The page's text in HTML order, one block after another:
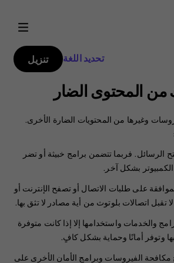
تحديد اللغة تنزيل
المحتوى الضار
وغيرها من المحتويات الضارة الأخرى.
الرسائل. ‏‫فربما تتضمن برامج خبيثة أو تضر
بشكل آخر.‬
على طلبات الاتصال أو تصفح الإنترنت أو
تقبل اتصالات بلوتوث من أية مصادر لا تثق بها.
والخدمات واستخدامها إلا إذا كانت متوفرة
وتوفر أمانًا وحماية بشكل كافٍ.‬
مكافحة الفيروسات وبرامج الأمان الأخرى على